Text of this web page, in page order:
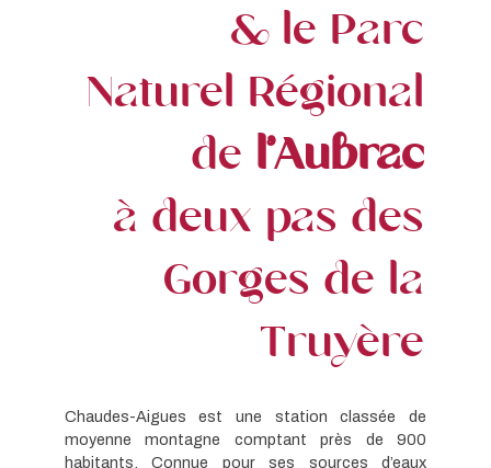
& le Parc
Naturel Régional
de l’Aubrac
à deux pas des
Gorges de la
Truyère
Chaudes-Aigues est une station classée de
moyenne montagne comptant près de 900
habitants. Connue pour ses sources d’eaux